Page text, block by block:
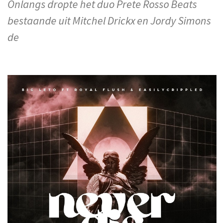
Onlangs dropte het duo Prete Rosso Beats
bestaande uit Mitchel Drickx en Jordy Simons
de